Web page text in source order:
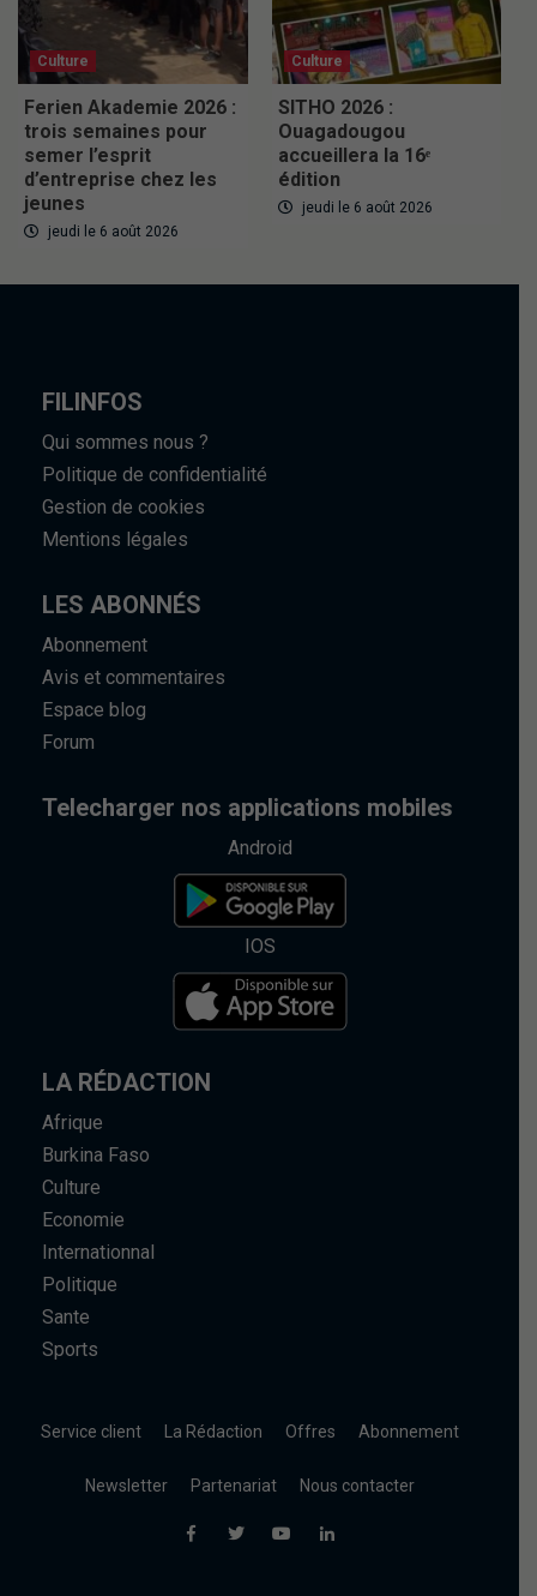
Culture
Ferien Akademie 2026 :
trois semaines pour
semer l’esprit
d’entreprise chez les
jeunes
jeudi le 6 août 2026
Culture
SITHO 2026 :
Ouagadougou
accueillera la 16ᵉ
édition
jeudi le 6 août 2026
FILINFOS
Qui sommes nous ?
Politique de confidentialité
Gestion de cookies
Mentions légales
LES ABONNÉS
Abonnement
Avis et commentaires
Espace blog
Forum
Telecharger nos applications mobiles
Android
IOS
LA RÉDACTION
Afrique
Burkina Faso
Culture
Economie
Internationnal
Politique
Sante
Sports
Service client La Rédaction Offres Abonnement
Newsletter Partenariat Nous contacter